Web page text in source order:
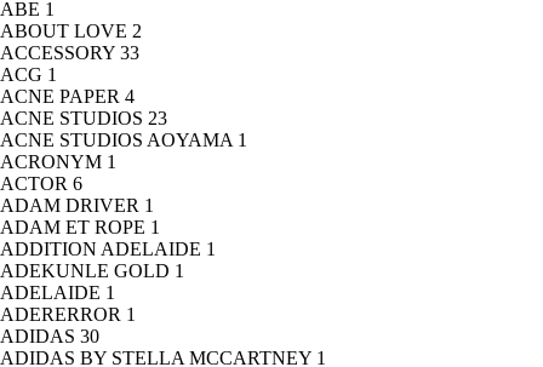
ABE 1
ABOUT LOVE 2
ACCESSORY 33
ACG 1
ACNE PAPER 4
ACNE STUDIOS 23
ACNE STUDIOS AOYAMA 1
ACRONYM 1
ACTOR 6
ADAM DRIVER 1
ADAM ET ROPE 1
ADDITION ADELAIDE 1
ADEKUNLE GOLD 1
ADELAIDE 1
ADERERROR 1
ADIDAS 30
ADIDAS BY STELLA MCCARTNEY 1